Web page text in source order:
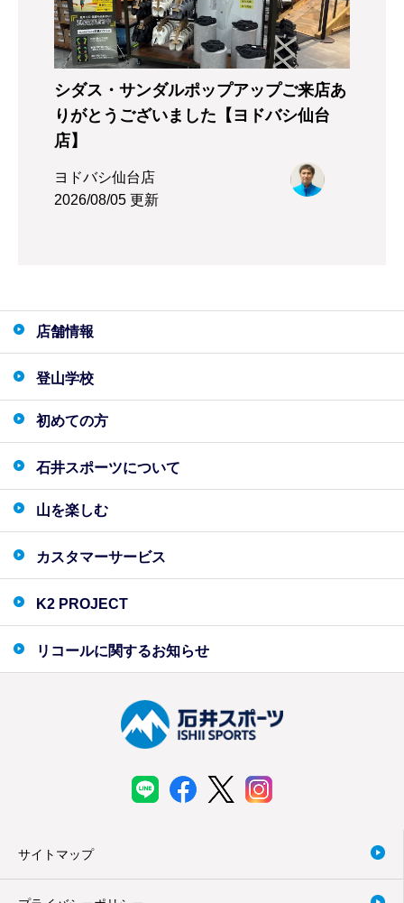
シダス・サンダルポップアップご来店あ
りがとうございました【ヨドバシ仙台
店】
ヨドバシ仙台店
2026/08/05 更新
店舗情報
登山学校
初めての方
石井スポーツについて
山を楽しむ
カスタマーサービス
K2 PROJECT
リコールに関するお知らせ
サイトマップ